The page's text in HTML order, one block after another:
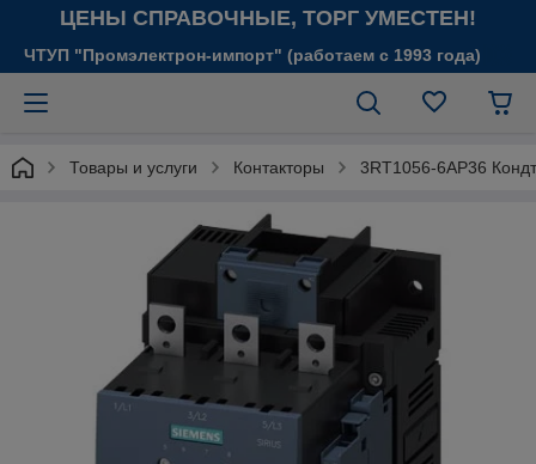
ЦЕНЫ СПРАВОЧНЫЕ, ТОРГ УМЕСТЕН!
ЧТУП "Промэлектрон-импорт" (работаем с 1993 года)
Товары и услуги Контакторы 3RT1056-6AP36